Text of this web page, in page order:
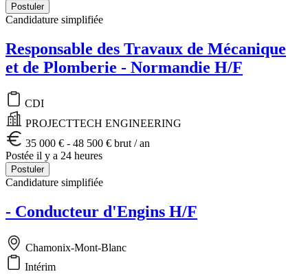
Postuler
Candidature simplifiée
Responsable des Travaux de Mécanique
et de Plomberie - Normandie H/F
CDI
PROJECTTECH ENGINEERING
35 000 € - 48 500 € brut / an
Postée il y a 24 heures
Postuler
Candidature simplifiée
- Conducteur d'Engins H/F
Chamonix-Mont-Blanc
Intérim